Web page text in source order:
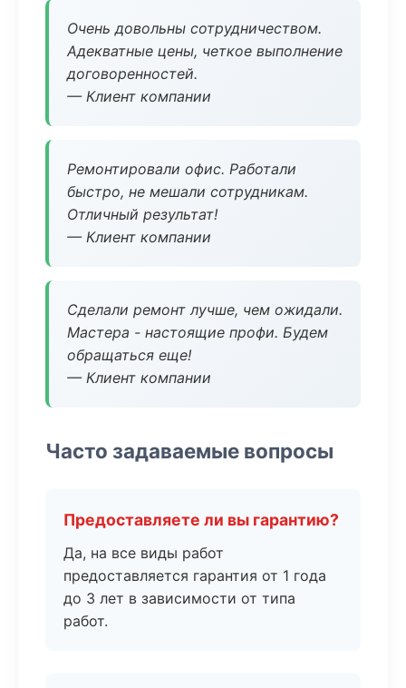
Очень довольны сотрудничеством.
Адекватные цены, четкое выполнение
договоренностей.
— Клиент компании
Ремонтировали офис. Работали
быстро, не мешали сотрудникам.
Отличный результат!
— Клиент компании
Сделали ремонт лучше, чем ожидали.
Мастера - настоящие профи. Будем
обращаться еще!
— Клиент компании
Часто задаваемые вопросы
Предоставляете ли вы гарантию?
Да, на все виды работ
предоставляется гарантия от 1 года
до 3 лет в зависимости от типа
работ.